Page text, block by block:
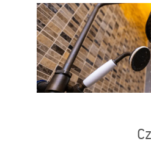
Odpływy liniowe
Toalety, ubikacje
Wanny i parawany